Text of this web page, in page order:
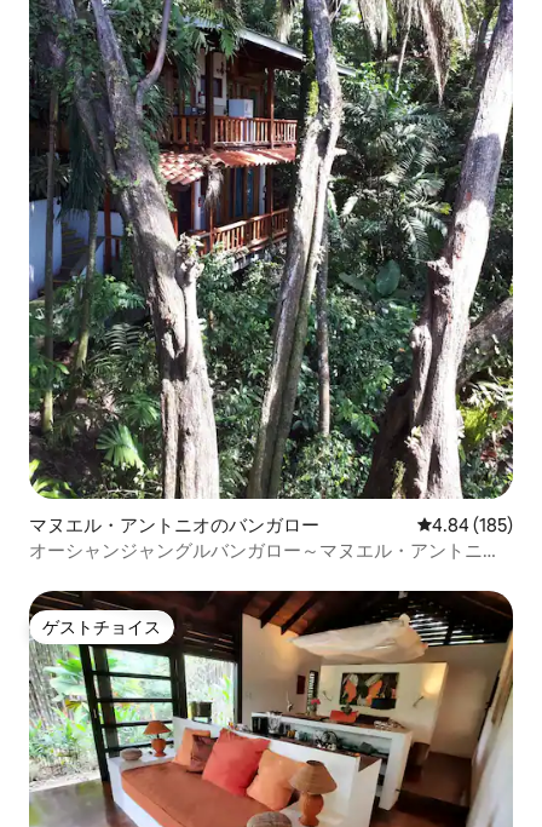
マヌエル・アントニオのバンガロー レビュー185
4.84 (185)
オーシャンジャングルバンガロー～マヌエル・アントニオ
ゲストチョイス
ゲストチョイス